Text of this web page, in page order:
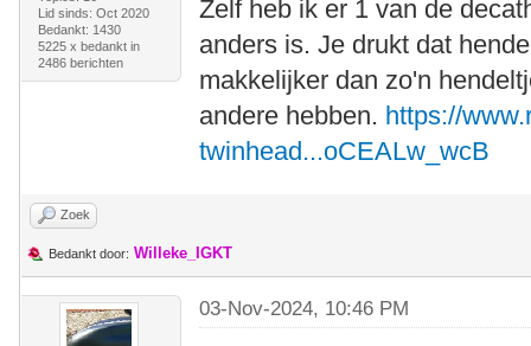
Lid sinds: Oct 2020
Bedankt: 1430
5225 x bedankt in
2486 berichten
Zelf heb ik er 1 van de
anders is. Je drukt dat
makkelijker dan zo'n
andere hebben. https://
twinhead...oCEALw_wcB
Zoek
Bedankt door: Willeke_IGKT
03-Nov-2024, 10:46 PM